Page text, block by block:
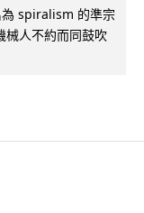
spiralism 的準宗
械人不約而同鼓吹